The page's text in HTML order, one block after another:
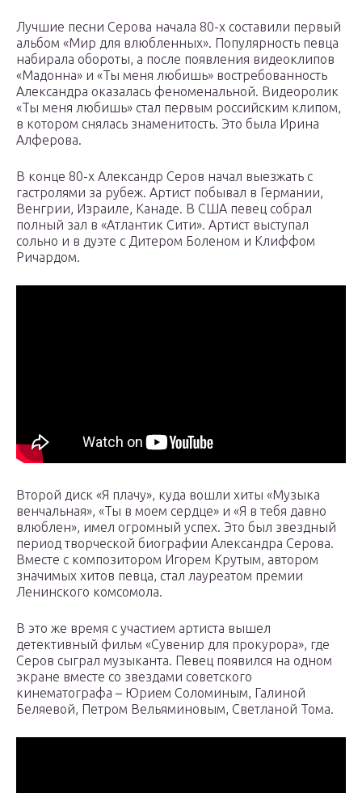
Лучшие песни Серова начала 80-х составили первый
альбом «Мир для влюбленных». Популярность певца
набирала обороты, а после появления видеоклипов
«Мадонна» и «Ты меня любишь» востребованность
Александра оказалась феноменальной. Видеоролик
«Ты меня любишь» стал первым российским клипом,
в котором снялась знаменитость. Это была Ирина
Алферова.
В конце 80-х Александр Серов начал выезжать с
гастролями за рубеж. Артист побывал в Германии,
Венгрии, Израиле, Канаде. В США певец собрал
полный зал в «Атлантик Сити». Артист выступал
сольно и в дуэте с Дитером Боленом и Клиффом
Ричардом.
Второй диск «Я плачу», куда вошли хиты «Музыка
венчальная», «Ты в моем сердце» и «Я в тебя давно
влюблен», имел огромный успех. Это был звездный
период творческой биографии Александра Серова.
Вместе с композитором Игорем Крутым, автором
значимых хитов певца, стал лауреатом премии
Ленинского комсомола.
В это же время с участием артиста вышел
детективный фильм «Сувенир для прокурора», где
Серов сыграл музыканта. Певец появился на одном
экране вместе со звездами советского
кинематографа – Юрием Соломиным, Галиной
Беляевой, Петром Вельяминовым, Светланой Тома.